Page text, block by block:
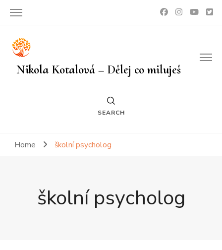
Nikola Kotalová – Dělej co miluješ
SEARCH
Home školní psycholog
školní psycholog